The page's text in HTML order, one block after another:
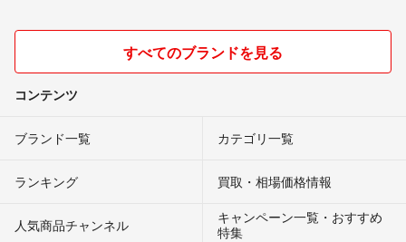
すべてのブランドを見る
コンテンツ
ブランド一覧 カテゴリ一覧
ランキング 買取・相場価格情報
人気商品チャンネル
キャンペーン一覧・おすすめ
特集